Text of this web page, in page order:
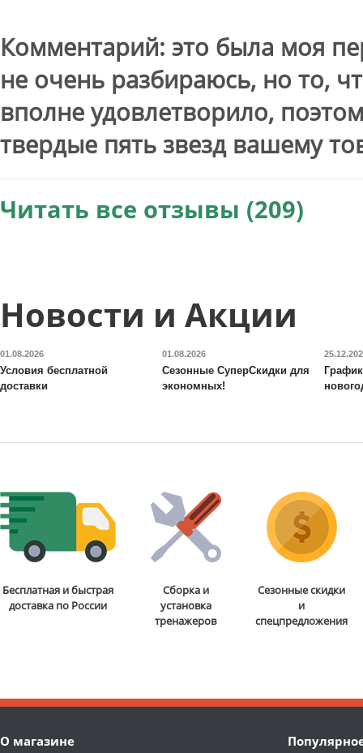
Комментарий: это была моя
не очень разбираюсь, но то,
вполне удовлетворило,
твердые пять звезд вашему
Читать все отзывы (209)
Новости и Акции
01.08.2026
Условия бесплатной
доставки
01.08.2026
Сезонные СуперСкидки для
экономных!
Бесплатная и быстрая
доставка по России
Сборка и
установка
тренажеров
Сезонные скидки
и
спецпредложения
О магазине